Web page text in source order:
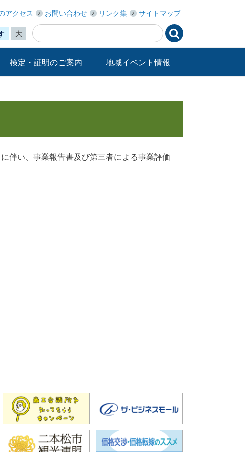
アクセス お問い合わせ リンク集 サイトマップ

大
検定・証明のご案内 地域イベント情報
伴い、事業報告書及び第三者による事業評価